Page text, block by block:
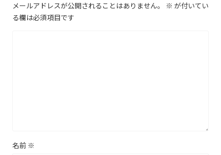
メールアドレスが公開されることはありません。 ※ が付いてい
る欄は必須項目です
名前 ※